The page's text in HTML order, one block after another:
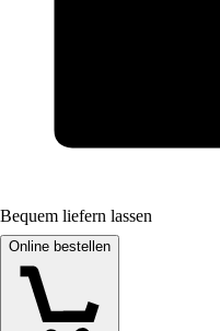
Bequem liefern lassen
Online bestellen